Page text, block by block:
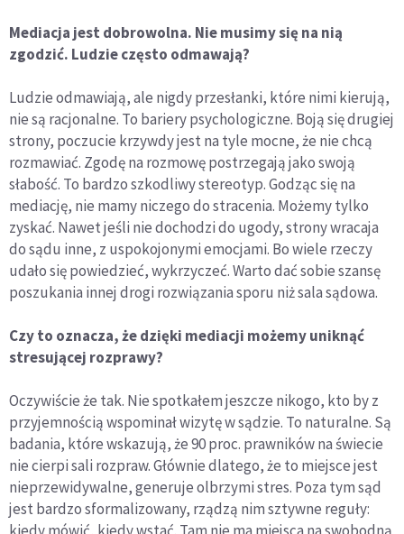
Mediacja jest dobrowolna. Nie musimy się na nią
zgodzić. Ludzie często odmawają?
Ludzie odmawiają, ale nigdy przesłanki, które nimi kierują,
nie są racjonalne. To bariery psychologiczne. Boją się drugiej
strony, poczucie krzywdy jest na tyle mocne, że nie chcą
rozmawiać. Zgodę na rozmowę postrzegają jako swoją
słabość. To bardzo szkodliwy stereotyp. Godząc się na
mediację, nie mamy niczego do stracenia. Możemy tylko
zyskać. Nawet jeśli nie dochodzi do ugody, strony wracaja
do sądu inne, z uspokojonymi emocjami. Bo wiele rzeczy
udało się powiedzieć, wykrzyczeć. Warto dać sobie szansę
poszukania innej drogi rozwiązania sporu niż sala sądowa.
Czy to oznacza, że dzięki mediacji możemy uniknąć
stresującej rozprawy?
Oczywiście że tak. Nie spotkałem jeszcze nikogo, kto by z
przyjemnością wspominał wizytę w sądzie. To naturalne. Są
badania, które wskazują, że 90 proc. prawników na świecie
nie cierpi sali rozpraw. Głównie dlatego, że to miejsce jest
nieprzewidywalne, generuje olbrzymi stres. Poza tym sąd
jest bardzo sformalizowany, rządzą nim sztywne reguły:
kiedy mówić, kiedy wstać. Tam nie ma miejsca na swobodną